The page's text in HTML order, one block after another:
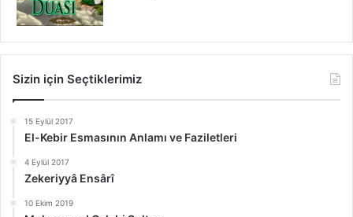
Sizin için Seçtiklerimiz
15 Eylül 2017
El-Kebir Esmasının Anlamı ve Faziletleri
4 Eylül 2017
Zekeriyyâ Ensârî
10 Ekim 2019